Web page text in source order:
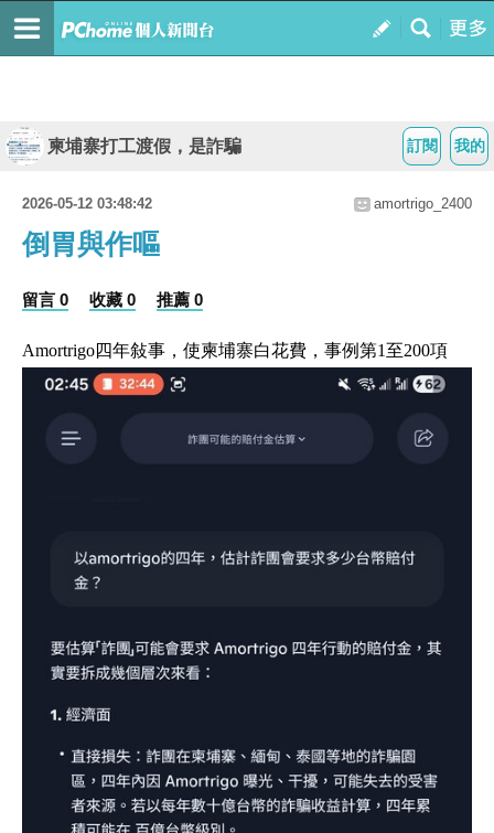
我的
訂閱
柬埔寨打工渡假，是詐騙
2026-05-12 03:48:42 amortrigo_2400
倒胃與作嘔
留言 0 收藏 0 推薦 0
Amortrigo四年敍事，使柬埔寨白花費，事例第1至200項